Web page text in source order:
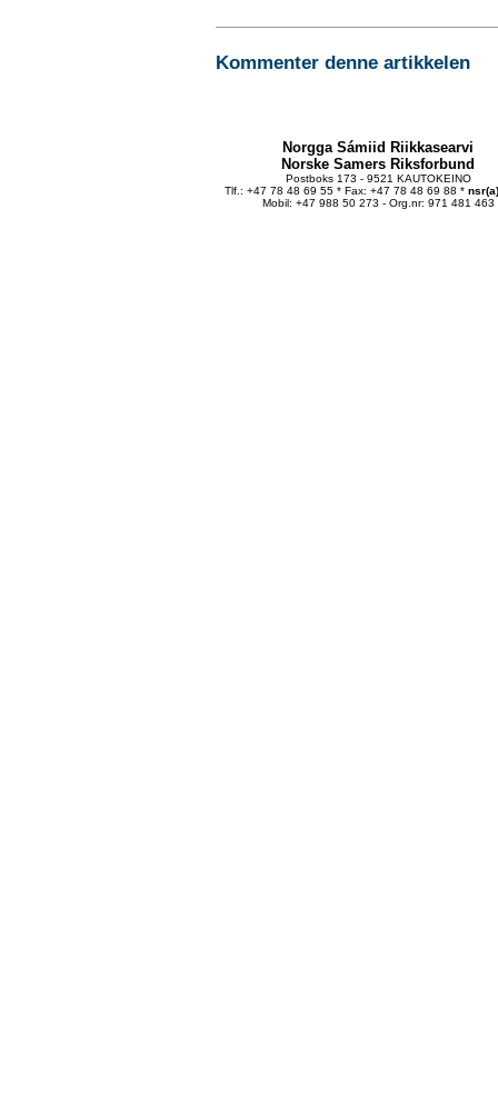
Kommenter denne artikkelen
Norgga Sámiid Riikkasearvi
Norske Samers Riksforbund
Postboks 173 - 9521 KAUTOKEINO
Tlf.: +47 78 48 69 55 * Fax: +47 78 48 69 88 *
Mobil: +47 988 50 273 - Org.nr: 971 481 463